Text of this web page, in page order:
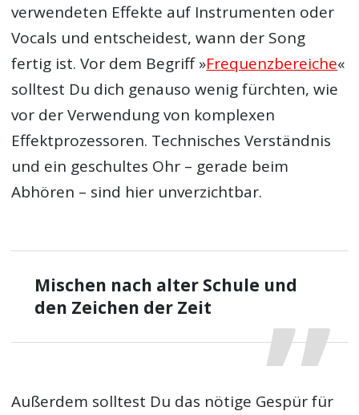
verwendeten Effekte auf Instrumenten oder
Vocals und entscheidest, wann der Song
fertig ist. Vor dem Begriff »Frequenzbereiche«
solltest Du dich genauso wenig fürchten, wie
vor der Verwendung von komplexen
Effektprozessoren. Technisches Verständnis
und ein geschultes Ohr – gerade beim
Abhören – sind hier unverzichtbar.
Mischen nach alter Schule und
den Zeichen der Zeit
Außerdem solltest Du das nötige Gespür für